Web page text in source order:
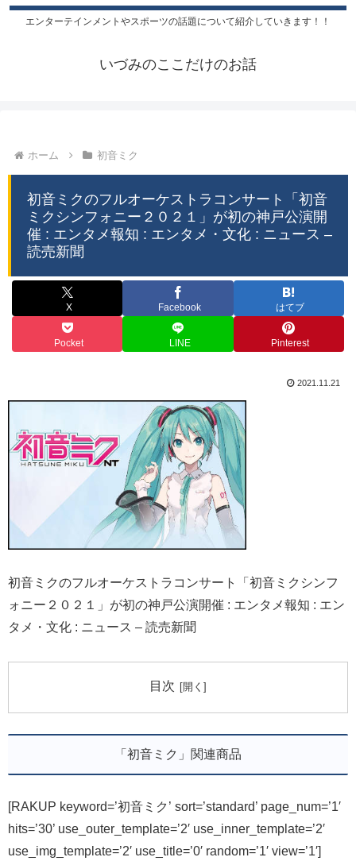
エンターテインメントやスポーツの話題について紹介していきます！！
いづみのここだけのお話
ホーム 初音ミク
初音ミクのフルオーケストラコンサート「初音
ミクシンフォニー２０２１」が初の神戸公演開
催 : エンタメ報知 : エンタメ・文化 : ニュース –
読売新聞
X Facebook はてブ
Pocket LINE Pinterest
2021.11.21
初音ミクのフルオーケストラコンサート「初音ミクシンフ
ォニー２０２１」が初の神戸公演開催 : エンタメ報知 : エン
タメ・文化 : ニュース – 読売新聞
目次
「初音ミク」関連商品
[RAKUP keyword=’初音ミク’ sort=’standard’ page_num=’1′
hits=’30’ use_outer_template=’2′ use_inner_template=’2′
use_img_template=’2′ use_title=’0′ random=’1′ view=’1′]